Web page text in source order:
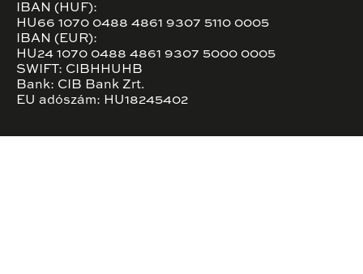
IBAN (HUF):
HU66 1070 0488 4861 9307 5110 0005
IBAN (EUR):
HU24 1070 0488 4861 9307 5000 0005
SWIFT: CIBHHUHB
Bank: CIB Bank Zrt.
EU adószám: HU18245402